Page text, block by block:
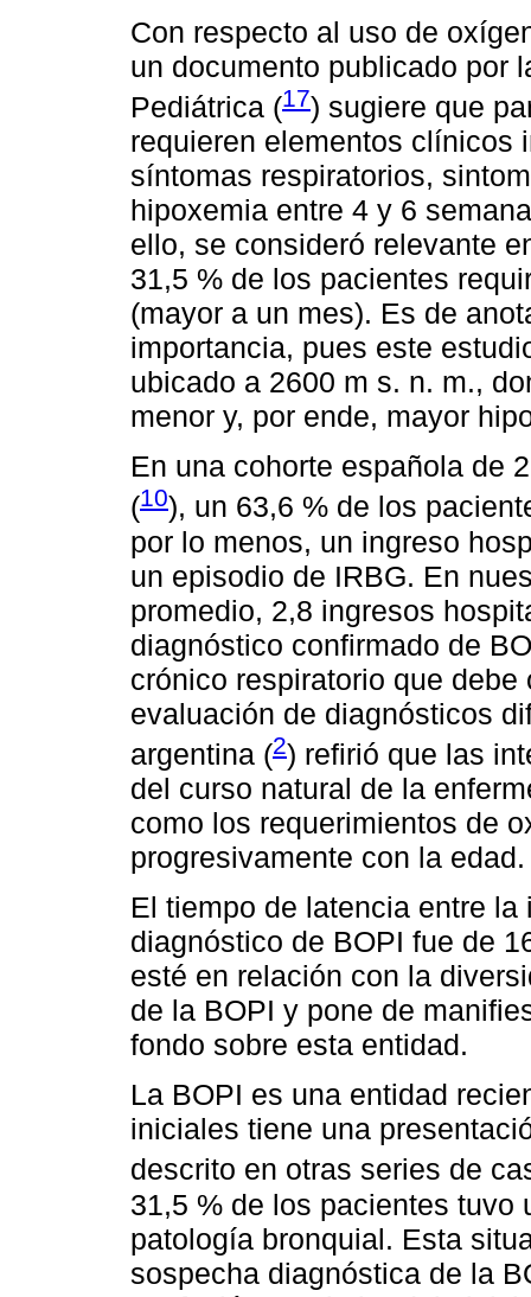
Con respecto al uso de
un documento publicado por
Pediátrica (17) sugiere que
requieren elementos clínicos
síntomas respiratorios,
hipoxemia entre 4 y 6
ello, se consideró relevante
31,5 % de los pacientes
(mayor a un mes). Es de
importancia, pues este
ubicado a 2600 m s. n. m.,
menor y, por ende, mayor
En una cohorte española de
(10), un 63,6 % de los
por lo menos, un ingreso
un episodio de IRBG. En
promedio, 2,8 ingresos
diagnóstico confirmado de
crónico respiratorio que
evaluación de diagnósticos
argentina (2) refirió que las
del curso natural de la
como los requerimientos de
progresivamente con la edad.
El tiempo de latencia entre
diagnóstico de BOPI fue de
esté en relación con la
de la BOPI y pone de
fondo sobre esta entidad.
La BOPI es una entidad
iniciales tiene una
descrito en otras series de
31,5 % de los pacientes tuvo
patología bronquial. Esta
sospecha diagnóstica de la